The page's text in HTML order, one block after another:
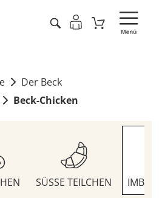
Der Beck
Beck-Chicken
SÜSSE TEILCHEN